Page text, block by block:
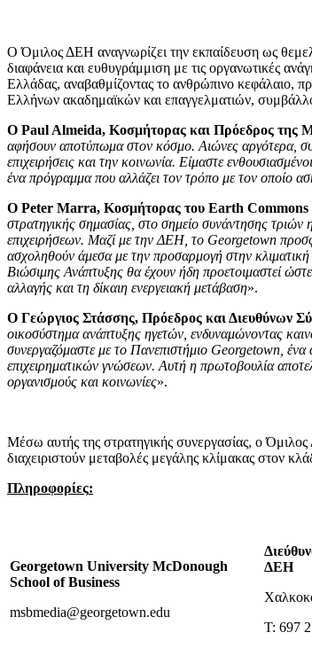
Ο Όμιλος ΔΕΗ αναγνωρίζει την εκπαίδευση ως
διαφάνεια και ευθυγράμμιση με τις οργανωτικές
Ελλάδας, αναβαθμίζοντας το ανθρώπινο κεφάλαιο,
Ελλήνων ακαδημαϊκών και επαγγελματιών,
Ο Paul Almeida, Κοσμήτορας και Πρόεδρος της
αφήσουν αποτύπωμα στον κόσμο. Αιώνες αργότερα,
επιχειρήσεις και την κοινωνία. Είμαστε
ένα πρόγραμμα που αλλάζει τον τρόπο με τον οποίο
Ο Peter Marra, Κοσμήτορας του Earth Commons
στρατηγικής σημασίας, στο σημείο συνάντησης
επιχειρήσεων. Μαζί με την ΔΕΗ, το Georgetown
ασχοληθούν άμεσα με την προσαρμογή στην
Βιώσιμης Ανάπτυξης θα έχουν ήδη προετοιμαστεί
αλλαγής και τη δίκαιη ενεργειακή μετάβαση».
Ο Γεώργιος Στάσσης, Πρόεδρος και Διευθύνων
οικοσύστημα ανάπτυξης ηγετών, ενδυναμώνοντας
συνεργαζόμαστε με το Πανεπιστήμιο Georgetown,
επιχειρηματικών γνώσεων. Αυτή η πρωτοβουλία
οργανισμούς και κοινωνίες».
Μέσω αυτής της στρατηγικής συνεργασίας, ο
διαχειριστούν μεταβολές μεγάλης κλίμακας στον
Πληροφορίες:
Georgetown University McDonough
School of Business
msbmedia@georgetown.edu
ΔΕΗ
T: 697